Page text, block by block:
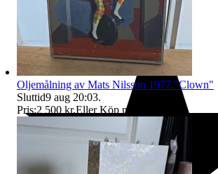
Oljemålning av Mats Nilsson 1977."Clown"
Sluttid9 aug 20:03.
Pris:2 500 kr,Eller Köp nu